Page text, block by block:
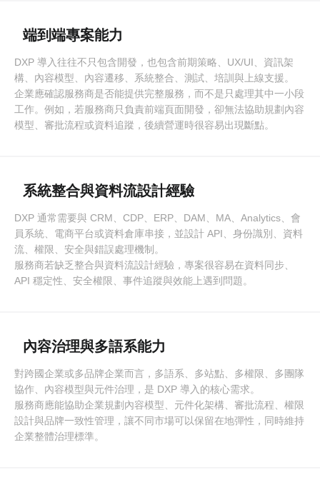
端到端專案能力
DXP 導入往往不只包含開發，也包含前期策略、UX/UI、資訊架
構、內容模型、內容遷移、系統整合、測試、培訓與上線支援。
企業應確認服務商是否能提供完整服務，而不是只處理其中一小段
工作。例如，若服務商只負責前端頁面開發，卻無法協助規劃內容
模型、審批流程或資料追蹤，後續營運時很容易出現斷點。
系統整合與資料流設計經驗
DXP 通常需要與 CRM、CDP、ERP、DAM、MA、Analytics、會
員系統、電商平台或資料倉庫串接，並設計 API、身份識別、資料
流、權限、安全與錯誤處理機制。
服務商若缺乏整合與資料流設計經驗，專案很容易在資料同步、
API 穩定性、安全權限、事件追蹤與效能上遇到問題。
內容治理與多語系能力
對跨國企業或多品牌企業而言，多語系、多站點、多權限、多團隊
協作、內容模型與元件治理，是 DXP 導入的核心需求。
服務商應能協助企業規劃內容模型、元件化架構、審批流程、權限
設計與品牌一致性管理，讓不同市場可以保留在地彈性，同時維持
企業整體治理標準。